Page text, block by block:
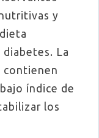
y
diabetes. La
contienen
índice de
los